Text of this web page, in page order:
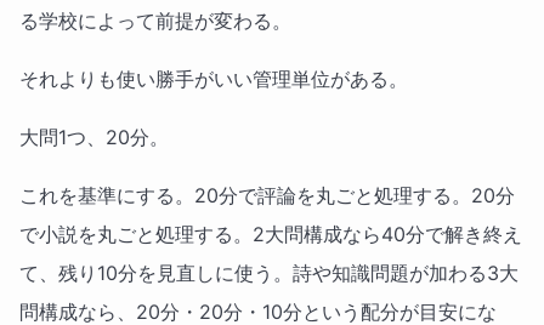
る学校によって前提が変わる。
それよりも使い勝手がいい管理単位がある。
大問1つ、20分。
これを基準にする。20分で評論を丸ごと処理する。20分
で小説を丸ごと処理する。2大問構成なら40分で解き終え
て、残り10分を見直しに使う。詩や知識問題が加わる3大
問構成なら、20分・20分・10分という配分が目安にな